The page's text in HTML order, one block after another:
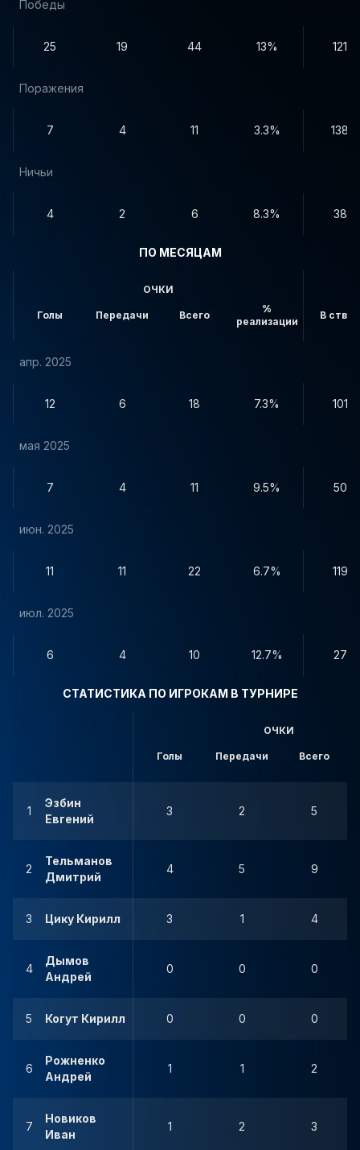
Победы
25 19 44 13% 121
Поражения
7 4 11 3.3% 138
Ничьи
4 2 6 8.3% 38
ПО МЕСЯЦАМ
ОЧКИ
Голы Передачи Всего
%
реализации
В створ
апр. 2025
12 6 18 7.3% 101
мая 2025
7 4 11 9.5% 50
июн. 2025
11 11 22 6.7% 119
июл. 2025
6 4 10 12.7% 27
СТАТИСТИКА ПО ИГРОКАМ В ТУРНИРЕ
ОЧКИ
Голы Передачи Всего
1
Эзбин
Евгений
3 2 5
2
Тельманов
Дмитрий
4 5 9
3 Цику Кирилл 3 1 4
4
Дымов
Андрей
0 0 0
5 Когут Кирилл 0 0 0
6
Рожненко
Андрей
1 1 2
7
Новиков
Иван
1 2 3